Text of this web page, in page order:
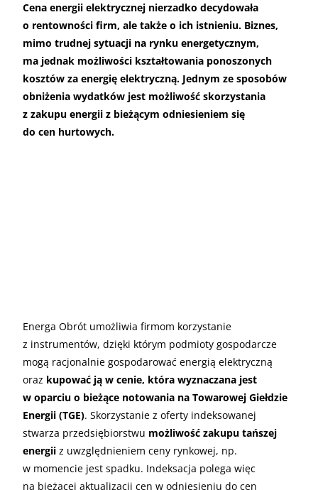
Cena energii elektrycznej nierzadko decydowała
o rentowności firm, ale także o ich istnieniu. Biznes,
mimo trudnej sytuacji na rynku energetycznym,
ma jednak możliwości kształtowania ponoszonych
kosztów za energię elektryczną. Jednym ze sposobów
obniżenia wydatków jest możliwość skorzystania
z zakupu energii z bieżącym odniesieniem się
do cen hurtowych.
Energa Obrót umożliwia firmom korzystanie
z instrumentów, dzięki którym podmioty gospodarcze
mogą racjonalnie gospodarować energią elektryczną
oraz kupować ją w cenie, która wyznaczana jest
w oparciu o bieżące notowania na Towarowej Giełdzie
Energii (TGE). Skorzystanie z oferty indeksowanej
stwarza przedsiębiorstwu możliwość zakupu tańszej
energii z uwzględnieniem ceny rynkowej, np.
w momencie jest spadku. Indeksacja polega więc
na bieżącej aktualizacji cen w odniesieniu do cen